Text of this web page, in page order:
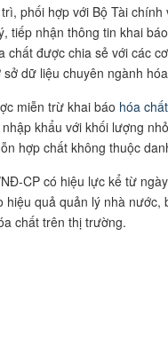
phối hợp với Bộ Tài
tiếp nhận thông tin khai
chất được chia sẻ với các
dữ liệu chuyên ngành
miễn trừ khai báo hóa
khẩu với khối lượng
hợp chất không thuộc
CP có hiệu lực kể từ
hiệu quả quản lý nhà
chất trên thị trường.